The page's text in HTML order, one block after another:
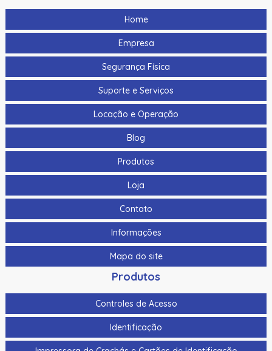
Home
Empresa
Segurança Física
Suporte e Serviços
Locação e Operação
Blog
Produtos
Loja
Contato
Informações
Mapa do site
Produtos
Controles de Acesso
Identificação